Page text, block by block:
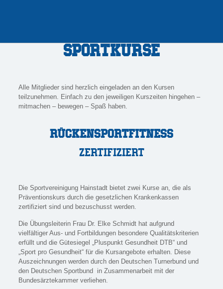
Sportkurse
Alle Mitglieder sind herzlich eingeladen an den Kursen
teilzunehmen. Einfach zu den jeweiligen Kurszeiten hingehen –
mitmachen – bewegen – Spaß haben.
RÜCKENSPORTFITNESS
ZERTIFIZIERT
Die Sportvereinigung Hainstadt bietet zwei Kurse an, die als
Präventionskurs durch die gesetzlichen Krankenkassen
zertifiziert sind und bezuschusst werden.
Die Übungsleiterin Frau Dr. Elke Schmidt hat aufgrund
vielfältiger Aus- und Fortbildungen besondere Qualitätskriterien
erfüllt und die Gütesiegel „Pluspunkt Gesundheit DTB“ und
„Sport pro Gesundheit“ für die Kursangebote erhalten. Diese
Auszeichnungen werden durch den Deutschen Turnerbund und
den Deutschen Sportbund in Zusammenarbeit mit der
Bundesärztekammer verliehen.